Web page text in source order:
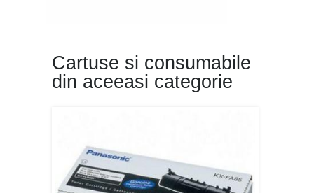
Cartuse si consumabile
din aceeasi categorie